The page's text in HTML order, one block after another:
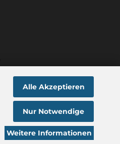
Alle Akzeptieren
Nur Notwendige
Weitere Informationen